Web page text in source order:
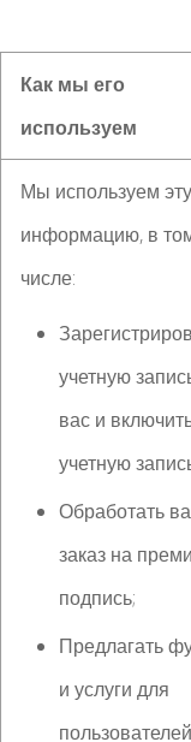
Как мы его
используем
Мы используем эту
информацию, в
числе:
учетную
вас и
учетную
Обработать
заказ на
подпись;
Предлагать
и услуги для
пользователей